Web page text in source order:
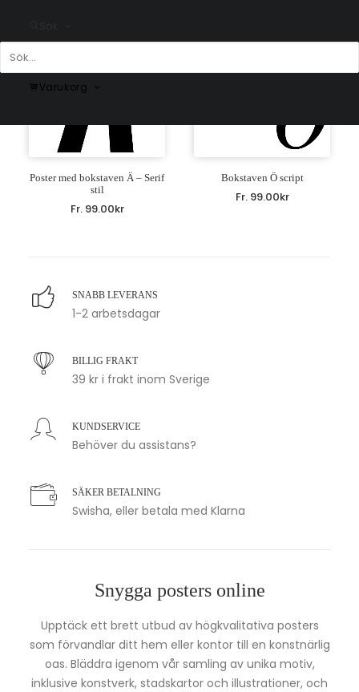
Varukorg
Poster med bokstaven Ä – Serif
stil
Fr. 99.00kr
Bokstaven Ö script
Fr. 99.00kr
SNABB LEVERANS
1-2 arbetsdagar
BILLIG FRAKT
39 kr i frakt inom Sverige
KUNDSERVICE
Behöver du assistans?
SÄKER BETALNING
Swisha, eller betala med Klarna
Snygga posters online
Upptäck ett brett utbud av högkvalitativa posters
som förvandlar ditt hem eller kontor till en konstnärlig
oas. Bläddra igenom vår samling av unika motiv,
inklusive konstverk, stadskartor och illustrationer, och